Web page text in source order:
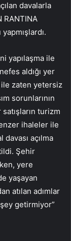
davalarla
RANTINA
yapılaşma ile
aldığı yer
zaten yetersiz
sorunlarının
satışların turizm
ihaleler ile
açılma
Şehir
yere
yaşayan
atılan adımlar
getirmiyor”